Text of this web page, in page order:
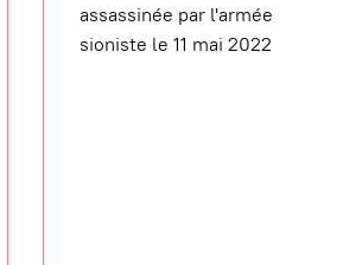
assassinée par l'armée
sioniste le 11 mai 2022